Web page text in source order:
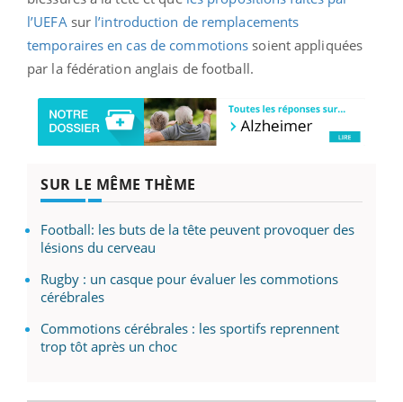
l’UEFA sur l’introduction de remplacements
temporaires en cas de commotions soient appliquées
par la fédération anglais de football.
SUR LE MÊME THÈME
Football: les buts de la tête peuvent provoquer des
lésions du cerveau
Rugby : un casque pour évaluer les commotions
cérébrales
Commotions cérébrales : les sportifs reprennent
trop tôt après un choc